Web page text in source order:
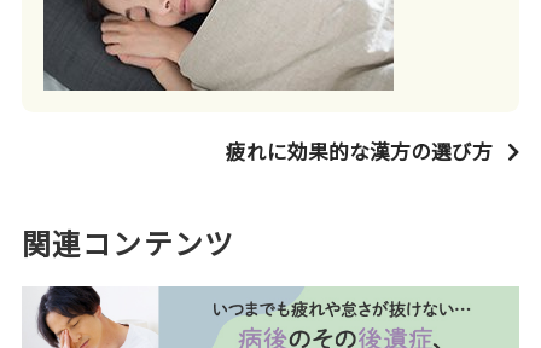
疲れに効果的な漢方の選び方
関連コンテンツ